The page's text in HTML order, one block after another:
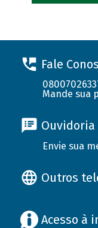
Fale
Mande sua
Ouvidoria
Envie sua
Outros
Acesso à